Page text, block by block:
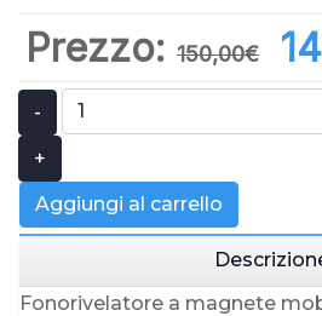
Prezzo: 150,00‎€
-
+
Aggiungi al carrello
Fonorivelatore a magnete